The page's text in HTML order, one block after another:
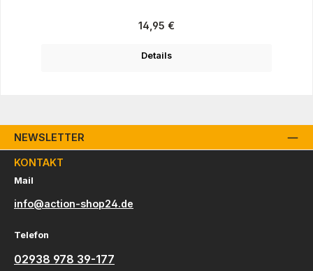
Regulärer Preis:
14,95 €
Details
NEWSLETTER
KONTAKT
Mail
info@action-shop24.de
Telefon
02938 978 39-177